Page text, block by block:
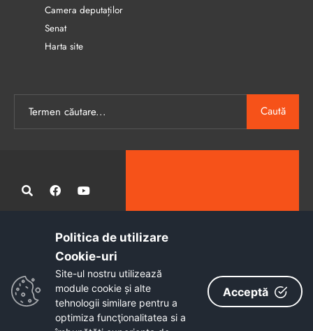
Camera deputaților
Senat
Harta site
Caută
Administrația publică locală informatizată, calitativă și accesibilă
Copyright © 2026 - Primăria Municipiului Petroșani
Politica de utilizare
Cookie-uri‎
Site-ul nostru utilizează
module cookie și alte
tehnologii similare pentru a
optimiza funcţionalitatea si a
Acceptă